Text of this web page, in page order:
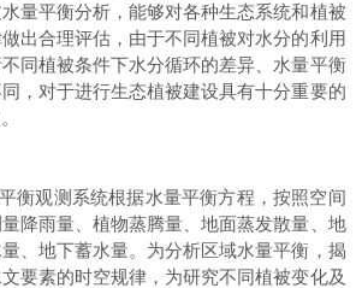
量平衡分析，能够对各种生态系统和植被
出合理评估， 由于不同植被对水分的利用
同植被条件下水分循环的差异、水量平衡
，对于进行生态植被建设具有十分重要的
衡观测系统根据水量平衡方程，按照空间
降雨量、植物蒸腾量、地面蒸发散量、地
、地下蓄水量。为分析区域水量平衡 ， 揭
要素的时空规律，为研究不同植被变化及